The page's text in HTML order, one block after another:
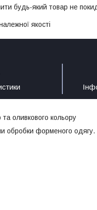
будь-який товар не
якості
оливкового кольору
обробки форменого